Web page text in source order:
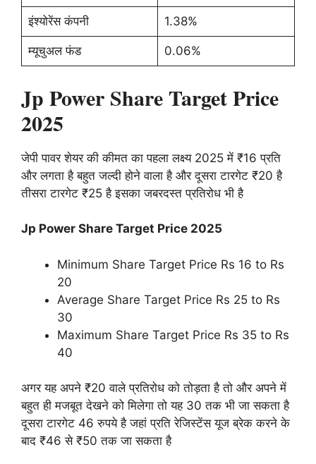
इंश्योरेंस कंपनी 1.38%
म्यूचुअल फंड 0.06%
Jp Power Share Target Price
2025
जेपी पावर शेयर की कीमत का पहला लक्ष्य 2025 में ₹16 प्रति
और लगता है बहुत जल्दी होने वाला है और दूसरा टारगेट ₹20 है
तीसरा टारगेट ₹25 है इसका जबरदस्त प्रतिरोध भी है
Jp Power Share Target Price 2025
Minimum Share Target Price Rs 16 to Rs
20
Average Share Target Price Rs 25 to Rs
30
Maximum Share Target Price Rs 35 to Rs
40
अगर यह अपने ₹20 वाले प्रतिरोध को तोड़ता है तो और अपने में
बहुत ही मजबूत देखने को मिलेगा तो यह 30 तक भी जा सकता है
दूसरा टारगेट 46 रुपये है जहां प्रति रेजिस्टेंस यूज ब्रेक करने के
बाद ₹46 से ₹50 तक जा सकता है